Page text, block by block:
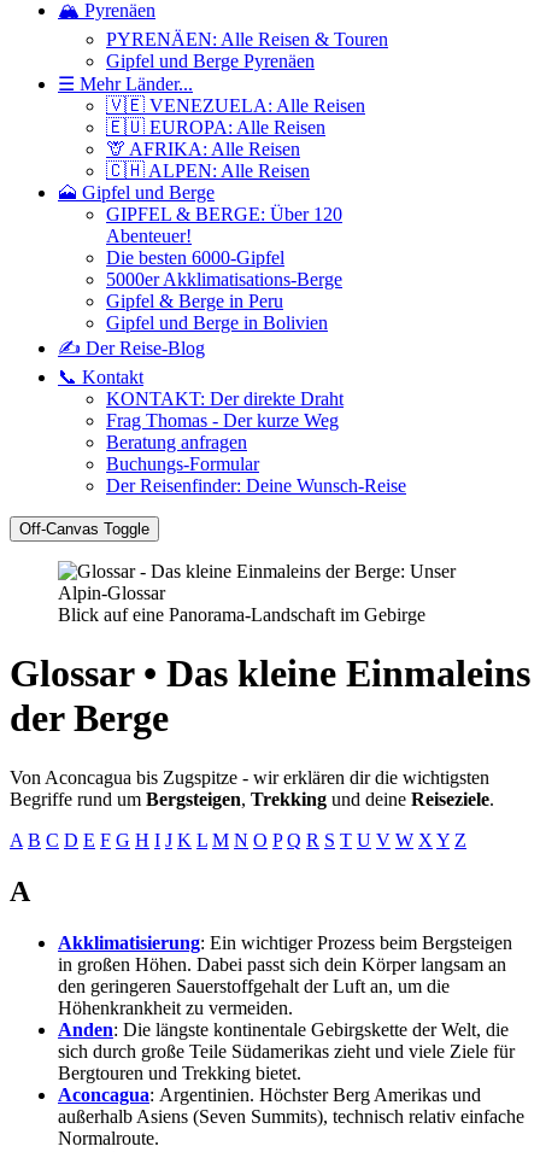
🏔️ Pyrenäen
PYRENÄEN: Alle Reisen & Touren
Gipfel und Berge Pyrenäen
☰ Mehr Länder...
🇻🇪 VENEZUELA: Alle Reisen
🇪🇺 EUROPA: Alle Reisen
🦒 AFRIKA: Alle Reisen
🇨🇭 ALPEN: Alle Reisen
🗻 Gipfel und Berge
GIPFEL & BERGE: Über 120
Abenteuer!
Die besten 6000-Gipfel
5000er Akklimatisations-Berge
Gipfel & Berge in Peru
Gipfel und Berge in Bolivien
✍️ Der Reise-Blog
📞 Kontakt
KONTAKT: Der direkte Draht
Frag Thomas - Der kurze Weg
Beratung anfragen
Buchungs-Formular
Der Reisenfinder: Deine Wunsch-Reise
Off-Canvas Toggle
Blick auf eine Panorama-Landschaft im Gebirge
Glossar • Das kleine Einmaleins
der Berge
Von Aconcagua bis Zugspitze - wir erklären dir die wichtigsten
Begriffe rund um Bergsteigen, Trekking und deine Reiseziele.
A B C D E F G H I J K L M N O P Q R S T U V W X Y Z
A
Akklimatisierung: Ein wichtiger Prozess beim Bergsteigen
in großen Höhen. Dabei passt sich dein Körper langsam an
den geringeren Sauerstoffgehalt der Luft an, um die
Höhenkrankheit zu vermeiden.
Anden: Die längste kontinentale Gebirgskette der Welt, die
sich durch große Teile Südamerikas zieht und viele Ziele für
Bergtouren und Trekking bietet.
Aconcagua: Argentinien. Höchster Berg Amerikas und
außerhalb Asiens (Seven Summits), technisch relativ einfache
Normalroute.